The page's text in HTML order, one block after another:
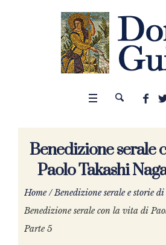
Benedizione serale
Paolo Takashi
Home /Benedizione serale e storie
Benedizione serale con la vita di
Parte 5